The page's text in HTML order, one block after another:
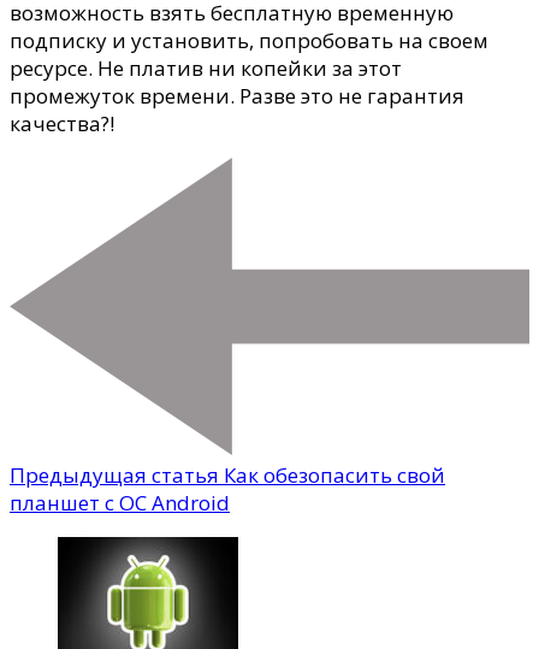
возможность взять бесплатную временную
подписку и установить, попробовать на своем
ресурсе. Не платив ни копейки за этот
промежуток времени. Разве это не гарантия
качества?!
Предыдущая статья Как обезопасить свой
планшет с ОС Android